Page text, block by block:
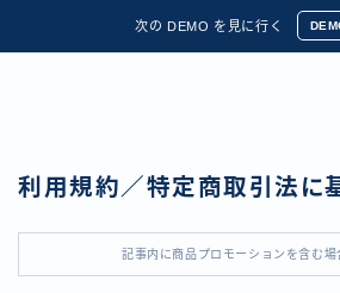
次の DEMO を見に行く
利用規約／特定商取引法に
記事内に商品プロモーションを含む場